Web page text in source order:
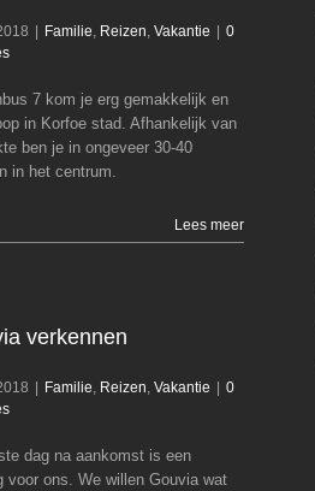
Korfoe Stad
Familie Reizen Vakantie
| Familie Reizen Vakantie | 0
7 kom je erg gemakkelijk en
in Korfoe stad. Afhankelijk van
ben je in ongeveer 30-40
in het centrum.
Lees meer
Gouvia verkennen
Familie Reizen Vakantie
verkennen
Familie, Reizen, Vakantie
0
dag na aankomst is een
voor ons. We willen Gouvia wat